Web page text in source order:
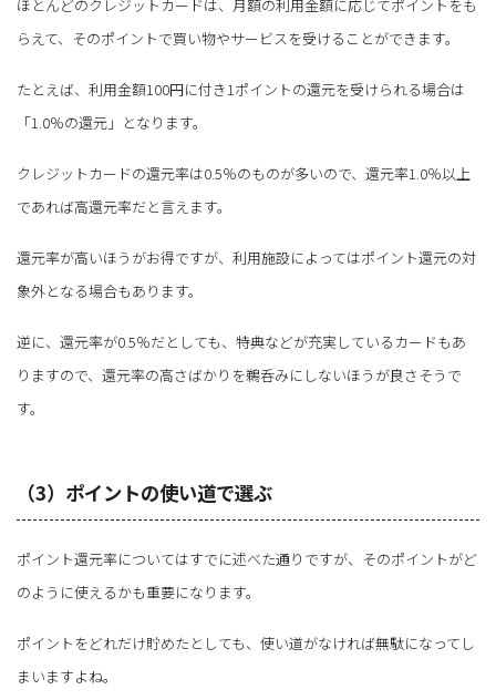
ほとんどのクレジットカードは、月額の利用金額に応じてポイントをも
らえて、そのポイントで買い物やサービスを受けることができます。
たとえば、利用金額100円に付き1ポイントの還元を受けられる場合は
「1.0％の還元」となります。
クレジットカードの還元率は0.5％のものが多いので、還元率1.0％以上
であれば高還元率だと言えます。
還元率が高いほうがお得ですが、利用施設によってはポイント還元の対
象外となる場合もあります。
逆に、還元率が0.5％だとしても、特典などが充実しているカードもあ
りますので、還元率の高さばかりを鵜呑みにしないほうが良さそうで
す。
（3）ポイントの使い道で選ぶ
ポイント還元率についてはすでに述べた通りですが、そのポイントがど
のように使えるかも重要になります。
ポイントをどれだけ貯めたとしても、使い道がなければ無駄になってし
まいますよね。